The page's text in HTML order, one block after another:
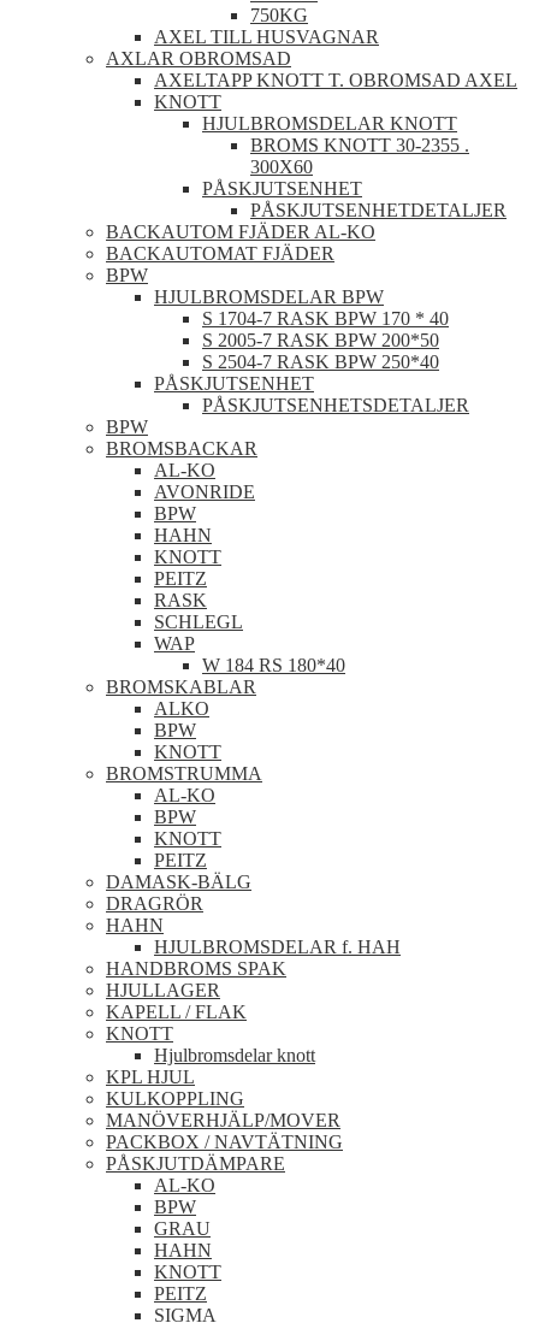
750KG
AXEL TILL HUSVAGNAR
AXLAR OBROMSAD
AXELTAPP KNOTT T. OBROMSAD AXEL
KNOTT
HJULBROMSDELAR KNOTT
BROMS KNOTT 30-2355 .
300X60
PÅSKJUTSENHET
PÅSKJUTSENHETDETALJER
BACKAUTOM FJÄDER AL-KO
BACKAUTOMAT FJÄDER
BPW
HJULBROMSDELAR BPW
S 1704-7 RASK BPW 170 * 40
S 2005-7 RASK BPW 200*50
S 2504-7 RASK BPW 250*40
PÅSKJUTSENHET
PÅSKJUTSENHETSDETALJER
BPW
BROMSBACKAR
AL-KO
AVONRIDE
BPW
HAHN
KNOTT
PEITZ
RASK
SCHLEGL
WAP
W 184 RS 180*40
BROMSKABLAR
ALKO
BPW
KNOTT
BROMSTRUMMA
AL-KO
BPW
KNOTT
PEITZ
DAMASK-BÄLG
DRAGRÖR
HAHN
HJULBROMSDELAR f. HAH
HANDBROMS SPAK
HJULLAGER
KAPELL / FLAK
KNOTT
Hjulbromsdelar knott
KPL HJUL
KULKOPPLING
MANÖVERHJÄLP/MOVER
PACKBOX / NAVTÄTNING
PÅSKJUTDÄMPARE
AL-KO
BPW
GRAU
HAHN
KNOTT
PEITZ
SIGMA